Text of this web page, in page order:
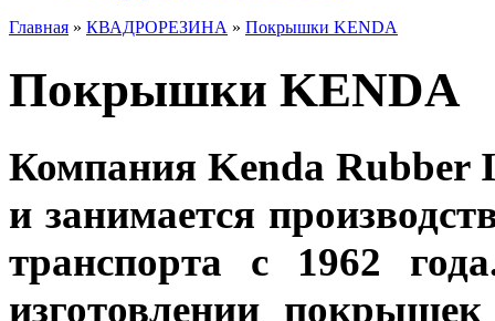
Главная » КВАДРОРЕЗИНА » Покрышки KENDA
Покрышки KENDA
Компания Kenda Rubber
и занимается
транспорта с 1962
изготовлении